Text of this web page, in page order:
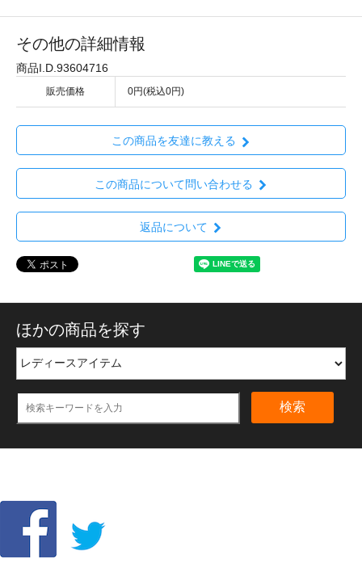
その他の詳細情報
商品I.D.93604716
販売価格 0円(税込0円)
この商品を友達に教える
この商品について問い合わせる
返品について
ほかの商品を探す
検索